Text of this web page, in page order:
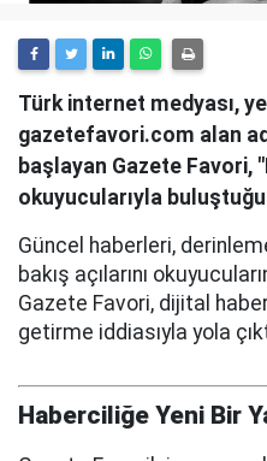
Türk internet medyası,
gazetefavori.com alan
başlayan Gazete Favori,
okuyucularıyla
Güncel haberleri,
bakış açılarını
Gazete Favori, dijital
getirme iddiasıyla yola
Haberciliğe Yeni Bir